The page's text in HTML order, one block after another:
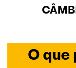
O que